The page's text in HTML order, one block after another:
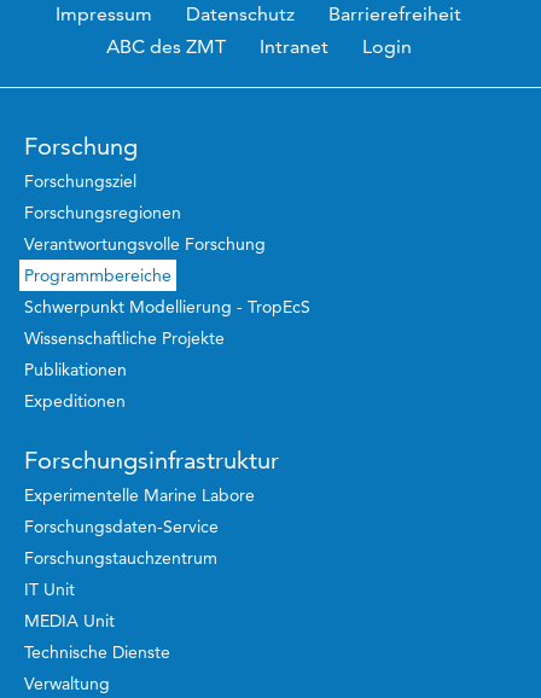
Impressum Datenschutz
Barrierefreiheit
ABC des ZMT
Intranet Login
Forschung
Forschungsziel
Forschungsregionen
Verantwortungsvolle Forschung
Programmbereiche
Schwerpunkt Modellierung - TropEcS
Wissenschaftliche Projekte
Publikationen
Expeditionen
Forschungsinfrastruktur
Experimentelle Marine Labore
Forschungsdaten-Service
Forschungstauchzentrum
IT Unit
MEDIA Unit
Technische Dienste
Verwaltung